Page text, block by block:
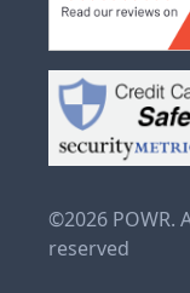
©2026 POWR.
reserved